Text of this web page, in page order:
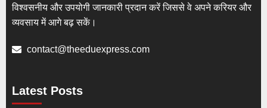
विश्वसनीय और उपयोगी जानकारी प्रदान करें जिससे वे अपने करियर और
व्यवसाय में आगे बढ़ सकें।
contact@theeduexpress.com
Latest Posts